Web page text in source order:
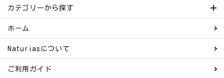
カテゴリーから探す
ホーム
Naturiasについて
ご利用ガイド